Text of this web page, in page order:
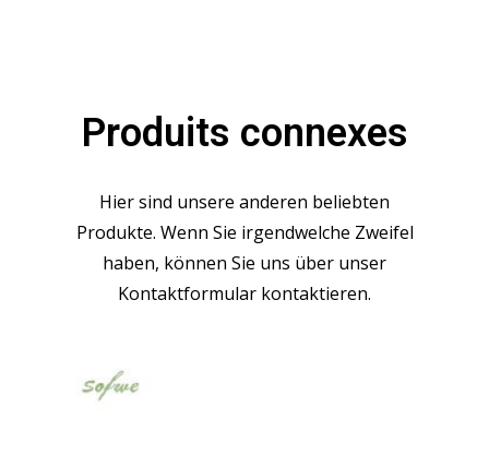
Produits connexes
Hier sind unsere anderen beliebten
Produkte. Wenn Sie irgendwelche Zweifel
haben, können Sie uns über unser
Kontaktformular kontaktieren.